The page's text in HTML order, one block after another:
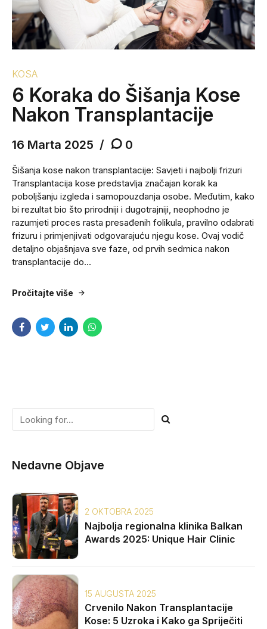
KOSA
6 Koraka do Šišanja Kose
Nakon Transplantacije
16 Marta 2025 0
Šišanja kose nakon transplantacije: Savjeti i najbolji frizuri
Transplantacija kose predstavlja značajan korak ka
poboljšanju izgleda i samopouzdanja osobe. Međutim, kako
bi rezultat bio što prirodniji i dugotrajniji, neophodno je
razumjeti proces rasta presađenih folikula, pravilno odabrati
frizuru i primjenjivati odgovarajuću njegu kose. Ovaj vodič
detaljno objašnjava sve faze, od prvih sedmica nakon
transplantacije do...
Pročitajte više
Nedavne Objave
2 OKTOBRA 2025
Najbolja regionalna klinika Balkan
Awards 2025: Unique Hair Clinic
15 AUGUSTA 2025
Crvenilo Nakon Transplantacije
Kose: 5 Uzroka i Kako ga Spriječiti